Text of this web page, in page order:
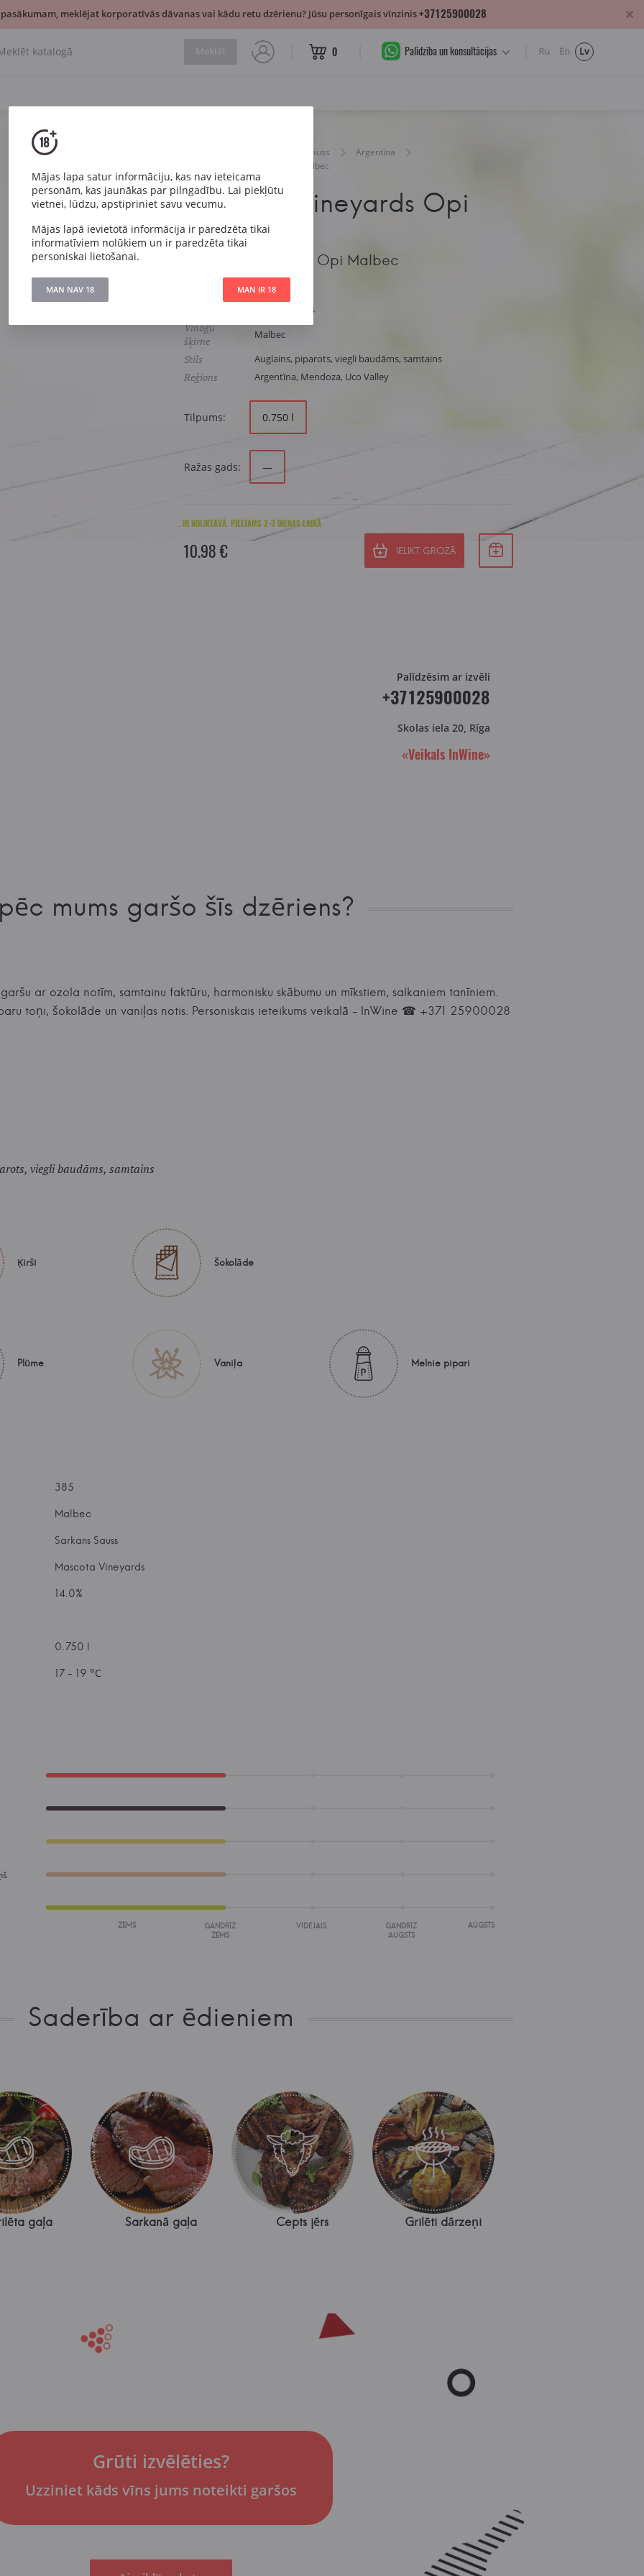
0 Palīdzība un konsultācijas Ru En Lv
Sauss
Argentīna
Mascota Vineyards Opi Malbec
Mascota Vineyards Opi
Malbec
Mascota Vineyards Opi Malbec
385
Sarkans Sauss
Vīnogu
šķirne
Malbec
Stils Auglains, piparots, viegli baudāms, samtains
Reģions Argentīna, Mendoza, Uco Valley
Tilpums: 0.750 l
Ražas gads: —
IR NOLIKTAVĀ. PIEEJAMS 2-3 DIENAS LAIKĀ
10.98 € IELIKT GROZĀ
Palīdzēsim ar izvēli
+37125900028
Skolas iela 20, Rīga
«Veikals InWine»
mums garšo šīs dzēriens?
ar ozola notīm, samtainu faktūru, harmonisku skābumu un mīkstiem, salkaniem tanīniem.
toņi, šokolāde un vaniļas notis. Personiskais ieteikums veikalā - InWine ☎ +371 25900028
viegli baudāms, samtains
Ķirši Šokolāde
Plūme Vaniļa Melnie pipari
385
Malbec
Sarkans Sauss
Mascota Vineyards
14.0%
0.750 l
17 - 19 °С
ZEMS
GANDRĪZ
ZEMS
VIDĒJAIS
GANDRĪZ
AUGSTS
AUGSTS
Saderība ar ēdieniem
gaļa Sarkanā gaļa Cepts jērs Grilēti dārzeņi
Grūti izvēlēties?
Uzziniet kāds vīns jums noteikti garšos
Mājas lapa satur informāciju, kas nav ieteicama
personām, kas jaunākas par pilngadību. Lai piekļūtu
vietnei, lūdzu, apstipriniet savu vecumu.
Mājas lapā ievietotā informācija ir paredzēta tikai
informatīviem nolūkiem un ir paredzēta tikai
personiskai lietošanai.
MAN NAV 18 MAN IR 18
meklējat korporatīvās dāvanas vai kādu retu dzērienu? Jūsu personīgais vīnzinis+37125900028